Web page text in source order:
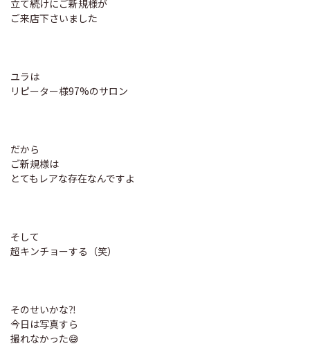
立て続けにご新規様が
ご来店下さいました
ユラは
リピーター様97%のサロン
だから
ご新規様は
とてもレアな存在なんですよ
そして
超キンチョーする（笑）
そのせいかな⁈
今日は写真すら
撮れなかった😅